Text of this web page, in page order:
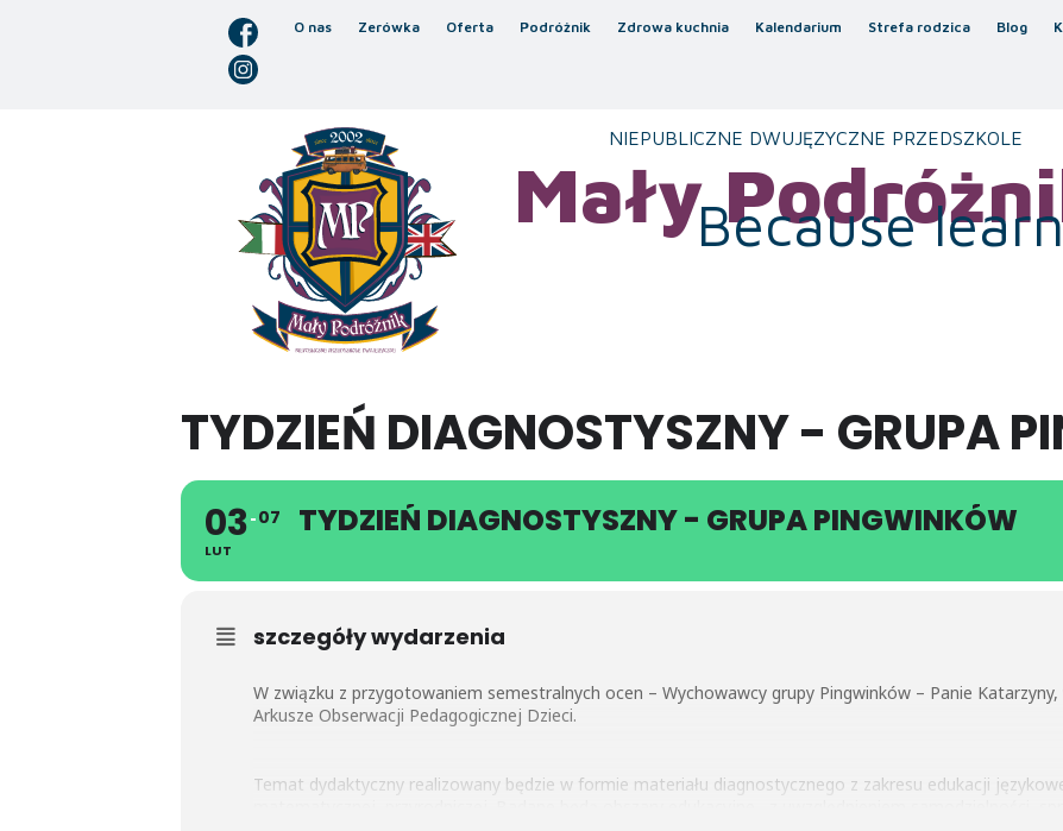
O nas Zerówka Oferta Podróżnik Zdrowa kuchnia Kalendarium Strefa rodzica Blog
NIEPUBLICZNE DWUJĘZYCZNE PRZEDSZKOLE
MałyBecause
TYDZIEŃ DIAGNOSTYSZNY - GRUPA
03
LUT
07 TYDZIEŃ DIAGNOSTYSZNY - GRUPA PINGWINKÓW
szczegóły wydarzenia
W związku z przygotowaniem semestralnych ocen – Wychowawcy grupy Pingwinków – Panie
Arkusze Obserwacji Pedagogicznej Dzieci.
Temat dydaktyczny realizowany będzie w formie materiału diagnostycznego z zakresu edukacji